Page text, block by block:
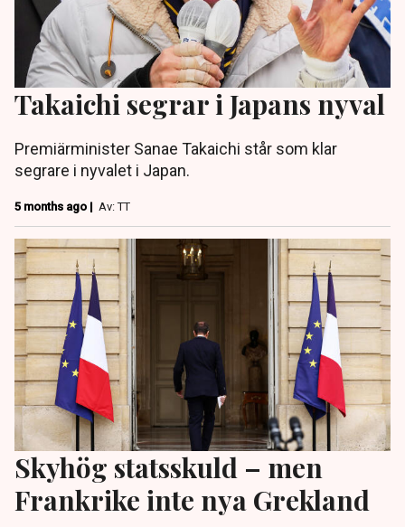
Takaichi segrar i Japans nyval
Premiärminister Sanae Takaichi står som klar
segrare i nyvalet i Japan.
5 months ago | Av: TT
Skyhög statsskuld – men
Frankrike inte nya Grekland